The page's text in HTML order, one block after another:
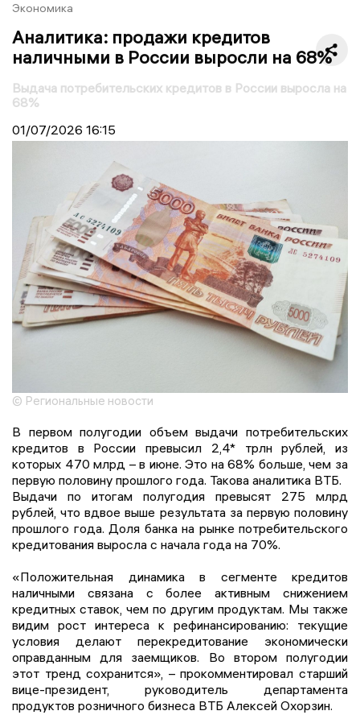
Экономика
Аналитика: продажи кредитов
наличными в России выросли на 68%
Выдача потребительских кредитов в России выросла на
68%
01/07/2026 16:15
© Региональные новости
В первом полугодии объем выдачи потребительских
кредитов в России превысил 2,4* трлн рублей, из
которых 470 млрд – в июне. Это на 68% больше, чем за
первую половину прошлого года. Такова аналитика ВТБ.
Выдачи по итогам полугодия превысят 275 млрд
рублей, что вдвое выше результата за первую половину
прошлого года. Доля банка на рынке потребительского
кредитования выросла с начала года на 70%.
«Положительная динамика в сегменте кредитов
наличными связана с более активным снижением
кредитных ставок, чем по другим продуктам. Мы также
видим рост интереса к рефинансированию: текущие
условия делают перекредитование экономически
оправданным для заемщиков. Во втором полугодии
этот тренд сохранится», – прокомментировал старший
вице-президент, руководитель департамента
продуктов розничного бизнеса ВТБ Алексей Охорзин.